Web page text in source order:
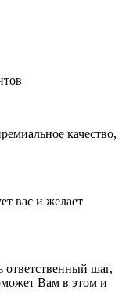
качество,
вас и желает
шаг,
Вам в этом и